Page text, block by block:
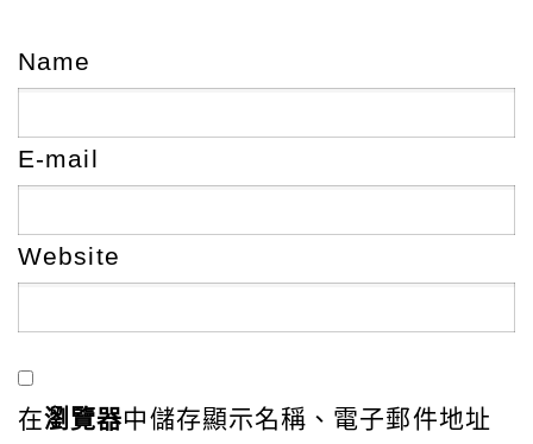
Name
E-mail
Website
在瀏覽器中儲存顯示名稱、電子郵件地址